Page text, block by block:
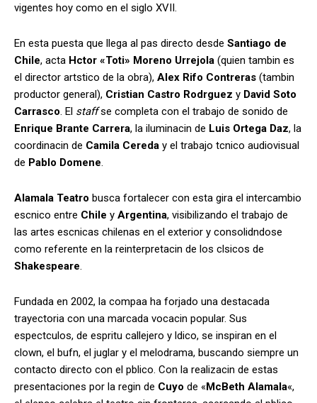
vigentes hoy como en el siglo XVII.
En esta puesta que llega al pas directo desde Santiago de
Chile, acta Hctor «Toti» Moreno Urrejola (quien tambin es
el director artstico de la obra), Alex Rifo Contreras (tambin
productor general), Cristian Castro Rodrguez y David Soto
Carrasco. El staffse completa con el trabajo de sonido de
Enrique Brante Carrera, la iluminacin de Luis Ortega Daz, la
coordinacin de Camila Cereda y el trabajo tcnico audiovisual
de Pablo Domene.
Alamala Teatro busca fortalecer con esta gira el intercambio
escnico entre Chile y Argentina, visibilizando el trabajo de
las artes escnicas chilenas en el exterior y consolidndose
como referente en la reinterpretacin de los clsicos de
Shakespeare.
Fundada en 2002, la compaa ha forjado una destacada
trayectoria con una marcada vocacin popular. Sus
espectculos, de espritu callejero y ldico, se inspiran en el
clown, el bufn, el juglar y el melodrama, buscando siempre un
contacto directo con el pblico. Con la realizacin de estas
presentaciones por la regin de Cuyo de «McBeth Alamala«,